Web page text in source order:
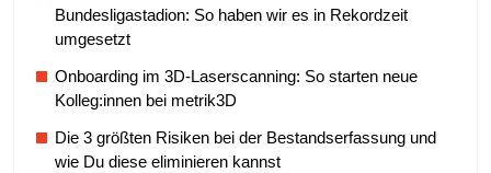
Bundesligastadion: So haben wir es in Rekordzeit
umgesetzt
Onboarding im 3D-Laserscanning: So starten neue
Kolleg:innen bei metrik3D
Die 3 größten Risiken bei der Bestandserfassung und
wie Du diese eliminieren kannst